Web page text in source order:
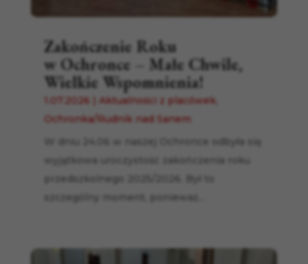
Zakończenie Roku
w Ochronce – Małe Chwile,
Wielkie Wspomnienia!
1.07.2026 Aktualności z placówek
Ochronka/Rudnik nad Sanem
W dniu 24.06 w naszej Ochronce odbyła się
wyjątkowa uroczystość zakończenia roku
przedszkolnego 2025/2026. Był to
szczególny moment, ponieważ...